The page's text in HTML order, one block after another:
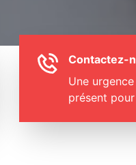
Contactez-
Une
présent